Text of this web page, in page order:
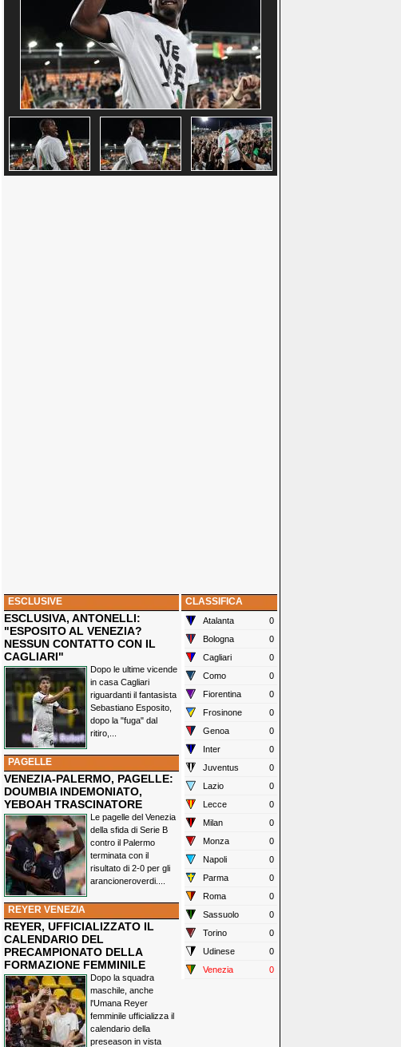
ESCLUSIVE
ESCLUSIVA, ANTONELLI:
"ESPOSITO AL VENEZIA?
NESSUN CONTATTO CON IL
CAGLIARI"
Dopo le ultime vicende
in casa Cagliari
riguardanti il fantasista
Sebastiano Esposito,
dopo la "fuga" dal
ritiro,...
PAGELLE
VENEZIA-PALERMO, PAGELLE:
DOUMBIA INDEMONIATO,
YEBOAH TRASCINATORE
Le pagelle del Venezia
della sfida di Serie B
contro il Palermo
terminata con il
risultato di 2-0 per gli
arancioneroverdi....
REYER VENEZIA
REYER, UFFICIALIZZATO IL
CALENDARIO DEL
PRECAMPIONATO DELLA
FORMAZIONE FEMMINILE
Dopo la squadra
maschile, anche
l'Umana Reyer
femminile ufficializza il
calendario della
preseason in vista
CLASSIFICA
Atalanta
0
Bologna
0
Cagliari
0
Como
0
Fiorentina
0
Frosinone
0
Genoa
0
Inter
0
Juventus
0
Lazio
0
Lecce
0
Milan
0
Monza
0
Napoli
0
Parma
0
Roma
0
Sassuolo
0
Torino
0
Udinese
0
Venezia
0